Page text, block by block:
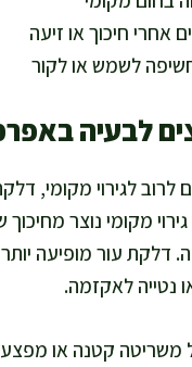
אחרי חיכוך או זיעה
לשמש או לקור
לבעיה
לגירוי מקומי,
מקומי נוצר
דלקת עור מופיעה
נטייה לאקזמה.
משריטה קטנה או מפצע